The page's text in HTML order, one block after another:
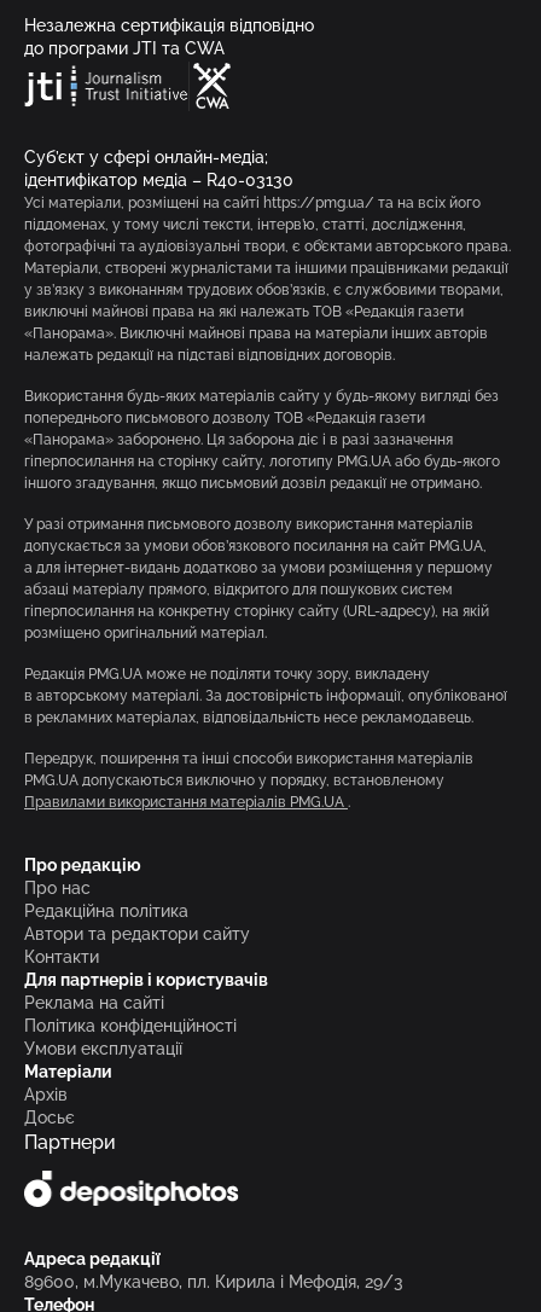
Незалежна сертифікація відповідно
до програми JTI та CWA
Суб’єкт у сфері онлайн-медіа;
ідентифікатор медіа – R40-03130
Усі матеріали, розміщені на сайті https://pmg.ua/ та на всіх його
піддоменах, у тому числі тексти, інтерв’ю, статті, дослідження,
фотографічні та аудіовізуальні твори, є об’єктами авторського права.
Матеріали, створені журналістами та іншими працівниками редакції
у зв’язку з виконанням трудових обов’язків, є службовими творами,
виключні майнові права на які належать ТОВ «Редакція газети
«Панорама». Виключні майнові права на матеріали інших авторів
належать редакції на підставі відповідних договорів.
Використання будь-яких матеріалів сайту у будь-якому вигляді без
попереднього письмового дозволу ТОВ «Редакція газети
«Панорама» заборонено. Ця заборона діє і в разі зазначення
гіперпосилання на сторінку сайту, логотипу PMG.UA або будь-якого
іншого згадування, якщо письмовий дозвіл редакції не отримано.
У разі отримання письмового дозволу використання матеріалів
допускається за умови обов’язкового посилання на сайт PMG.UA,
а для інтернет-видань додатково за умови розміщення у першому
абзаці матеріалу прямого, відкритого для пошукових систем
гіперпосилання на конкретну сторінку сайту (URL-адресу), на якій
розміщено оригінальний матеріал.
Редакція PMG.UA може не поділяти точку зору, викладену
в авторському матеріалі. За достовірність інформації, опублікованої
в рекламних матеріалах, відповідальність несе рекламодавець.
Передрук, поширення та інші способи використання матеріалів
PMG.UA допускаються виключно у порядку, встановленому
Правилами використання матеріалів PMG.UA .
Про редакцію
Про нас
Редакційна політика
Автори та редактори сайту
Контакти
Для партнерів і користувачів
Реклама на сайті
Політика конфіденційності
Умови експлуатації
Матеріали
Архів
Досьє
Партнери
Адреса редакції
89600, м.Мукачево, пл. Кирила і Мефодія, 29/3
Телефон